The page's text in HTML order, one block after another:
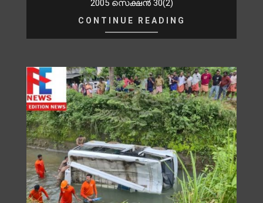
2005 സെക്ഷന്‍ 30(2)
CONTINUE READING